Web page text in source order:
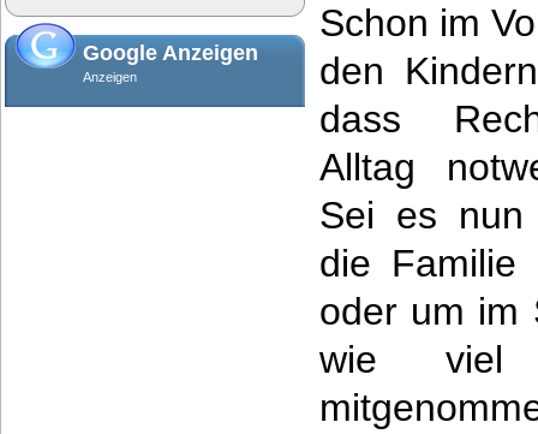
Google Anzeigen
Anzeigen
Schon im
den
dass
Alltag
Sei es
die Familie
oder um im
wie